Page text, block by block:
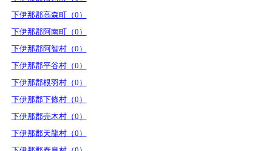
下伊那郡高森町（0）
下伊那郡阿南町（0）
下伊那郡阿智村（0）
下伊那郡平谷村（0）
下伊那郡根羽村（0）
下伊那郡下條村（0）
下伊那郡売木村（0）
下伊那郡天龍村（0）